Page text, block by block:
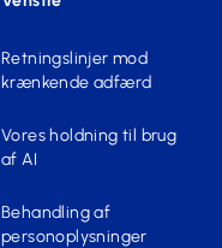
Retningslinjer mod
krænkende adfærd
Vores holdning til brug
af AI
Behandling af
personoplysninger